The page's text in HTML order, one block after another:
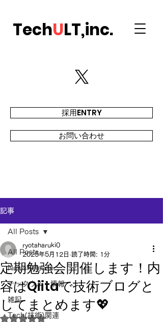
TechULT,inc.
採用ENTRY
お問い合わせ
記事
All Posts
NewsRelease
テックウルト情報
雑記
Tech(技術)関連
All Posts
定期勉強会開催します！内
容はQiitaで技術ブログと
してまとめます💖
ryotaharuki0
2025年5月12日 読了時間: 1分
5つ星のうちNaNと評価されています。